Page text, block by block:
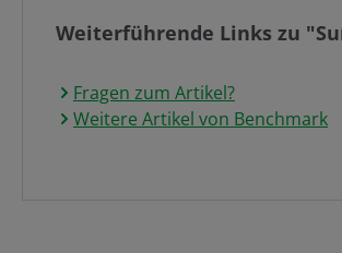
Weiterführende Links zu
Fragen zum Artikel?
Weitere Artikel von Benchmark